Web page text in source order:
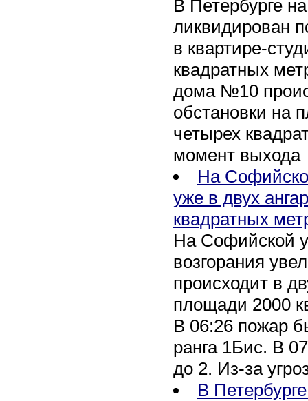
В Петербурге
ликвидирован
в квартире-
квадратных
дома №10
обстановки на
четырех
момент выхода
На
уже в двух
квадратных
На Софийской
возгорания
происходит в
площади 2000
В 06:26 пожар
ранга 1Бис. В
до 2. Из-за
В